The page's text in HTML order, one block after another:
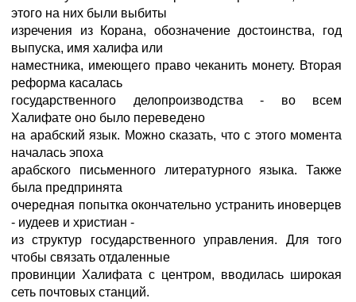
этого на них были выбиты
изречения из Корана, обозначение достоинства, год
выпуска, имя халифа или
наместника, имеющего право чеканить монету. Вторая
реформа касалась
государственного делопроизводства - во всем
Халифате оно было переведено
на арабский язык. Можно сказать, что с этого момента
началась эпоха
арабского письменного литературного языка. Также
была предпринята
очередная попытка окончательно устранить иноверцев
- иудеев и христиан -
из структур государственного управления. Для того
чтобы связать отдаленные
провинции Халифата с центром, вводилась широкая
сеть почтовых станций.